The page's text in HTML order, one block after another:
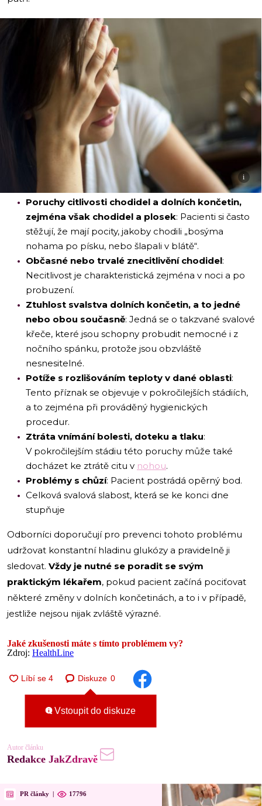
i
Poruchy citlivosti chodidel a dolních končetin,
zejména však chodidel a plosek: Pacienti si často
stěžují, že mají pocity, jakoby chodili „bosýma
nohama po písku, nebo šlapali v blátě“.
Občasné nebo trvalé znecitlivění chodidel:
Necitlivost je charakteristická zejména v noci a po
probuzení.
Ztuhlost svalstva dolních končetin, a to jedné
nebo obou současně: Jedná se o takzvané svalové
křeče, které jsou schopny probudit nemocné i z
nočního spánku, protože jsou obzvláště
nesnesitelné.
Potíže s rozlišováním teploty v dané oblasti:
Tento příznak se objevuje v pokročilejších stádiích,
a to zejména při prováděný hygienických
procedur.
Ztráta vnímání bolesti, doteku a tlaku:
V pokročilejším stádiu této poruchy může také
docházet ke ztrátě citu v nohou.
Problémy s chůzí: Pacient postrádá opěrný bod.
Celková svalová slabost, která se ke konci dne
stupňuje
Odborníci doporučují pro prevenci tohoto problému
udržovat konstantní hladinu glukózy a pravidelně ji
sledovat. Vždy je nutné se poradit se svým
praktickým lékařem, pokud pacient začíná pociťovat
některé změny v dolních končetinách, a to i v případě,
jestliže nejsou nijak zvláště výrazné.
Jaké zkušenosti máte s tímto problémem vy?
Zdroj: HealthLine
Diskuze 0
Vstoupit do diskuze
Autor článku
Redakce JakZdravě
PR články | 17796